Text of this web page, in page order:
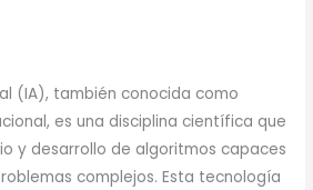
(IA), también conocida como
es una disciplina científica que
y desarrollo de algoritmos capaces
complejos. Esta tecnología